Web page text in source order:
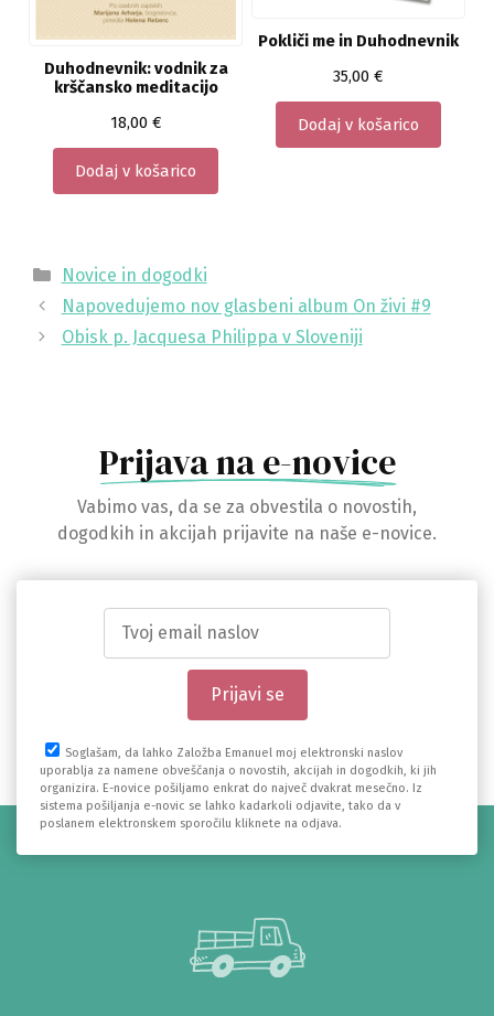
Duhodnevnik: vodnik za
krščansko meditacijo
18,00 €
Dodaj v košarico
Pokliči me in Duhodnevnik
35,00 €
Dodaj v košarico
Categories
Novice in dogodki
Napovedujemo nov glasbeni album On živi #9
Obisk p. Jacquesa Philippa v Sloveniji
Prijava na e-novice
Vabimo vas, da se za obvestila o novostih,
dogodkih in akcijah prijavite na naše e-novice.
Soglašam, da lahko Založba Emanuel moj elektronski naslov
uporablja za namene obveščanja o novostih, akcijah in dogodkih, ki jih
organizira. E-novice pošiljamo enkrat do največ dvakrat mesečno. Iz
sistema pošiljanja e-novic se lahko kadarkoli odjavite, tako da v
poslanem elektronskem sporočilu kliknete na odjava.